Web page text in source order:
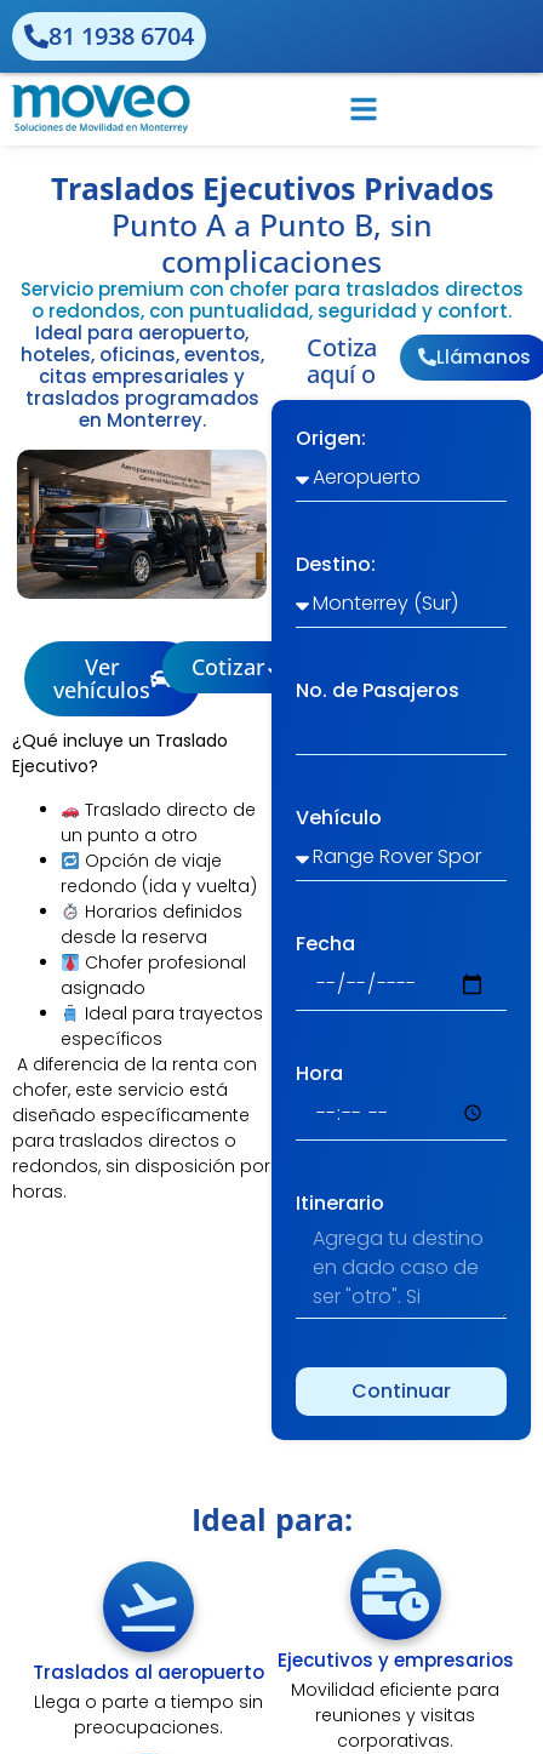
81 1938 6704
Traslados Ejecutivos Privados
Punto A a Punto B, sin
complicaciones
Servicio premium con chofer para traslados directos
o redondos, con puntualidad, seguridad y confort.
Ideal para aeropuerto,
hoteles, oficinas, eventos,
citas empresariales y
traslados programados
en Monterrey.
Ver
vehículos
Cotizar
¿Qué incluye un Traslado
Ejecutivo?
Traslado directo de
un punto a otro
Opción de viaje
redondo (ida y vuelta)
Horarios definidos
desde la reserva
Chofer profesional
asignado
Ideal para trayectos
específicos
A diferencia de la renta con
chofer, este servicio está
diseñado específicamente
para traslados directos o
redondos, sin disposición por
horas.
Cotiza
aquí o
Llámanos
Origen:
Destino:
No. de Pasajeros
Vehículo
Fecha
Hora
Itinerario
Continuar
Ideal para:
Traslados al aeropuerto
Llega o parte a tiempo sin
preocupaciones.​
Ejecutivos y empresarios
Movilidad eficiente para
reuniones y visitas
corporativas.